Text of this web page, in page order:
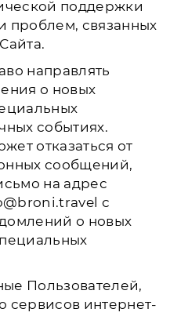
поддержки
проблем, связанных
направлять
о новых
событиях.
отказаться от
сообщений,
на адрес
с
о новых
Пользователей,
интернет-